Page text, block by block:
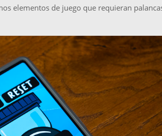
elementos de juego que requieran